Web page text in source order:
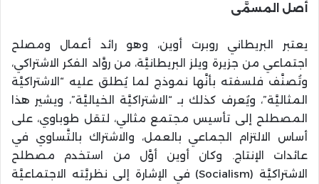
أصل المسمَّى
يعتبر البريطاني روبرت أوين، وهو رائد أعمال ومصلح
اجتماعي من جزيرة ويلز البريطانيَّة، من روَّاد الفكر الاشتراكي،
وتُصنَّف فلسفته بأنَّها نموذج لما يُطلق عليه “الاشتراكيَّة
المثاليَّة”، ويُعرف كذلك بـ “الاشتراكيَّة الخياليَّة”، ويشير هذا
المصطلح إلى تأسيس مجتمع مثالي، لتقل طوباوي، على
أساس الالتزام الجماعي بالعمل، والاشتراك بالتَّساوي في
عائدات الإنتاج. وكان أوين أوَّل من استخدم مصطلح
الاشتراكيَّة (Socialism) في الإشارة إلى نظريَّته الاجتماعيَّة